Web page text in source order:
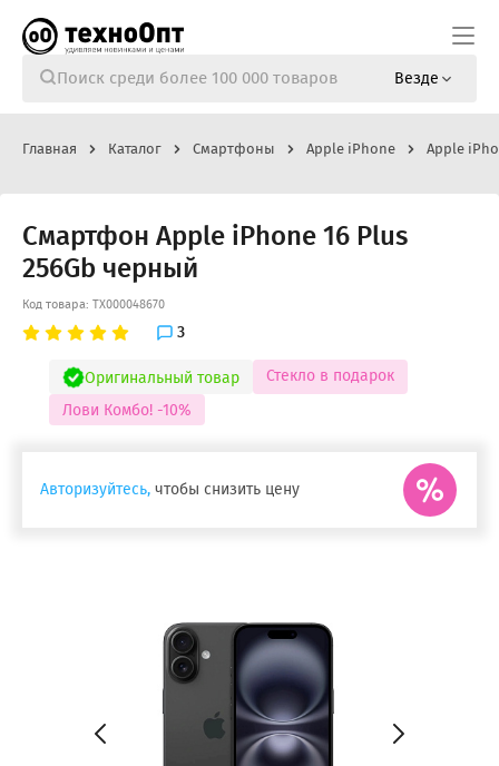
Везде
Главная Каталог Смартфоны Apple iPhone Apple
Смартфон Apple iPhone 16 Plus
256Gb черный
Код товара: ТХ000048670
3
Оригинальный товар
Стекло в подарок
Лови Комбо! -10%
Авторизуйтесь, чтобы снизить цену